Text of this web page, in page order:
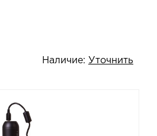
Наличие: Уточнить